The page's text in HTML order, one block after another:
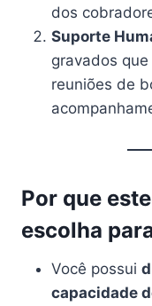
dos
Suporte
gravados
reuniões de
Por que
escolha
Você possui
capacidade